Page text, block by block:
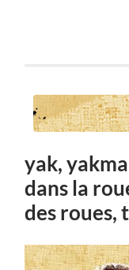
yak,
dans la
des roues,